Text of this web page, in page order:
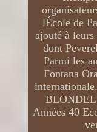
lÉcole de
ajouté à
dont
Parmi les
Fontana
BLONDEL
Années 40